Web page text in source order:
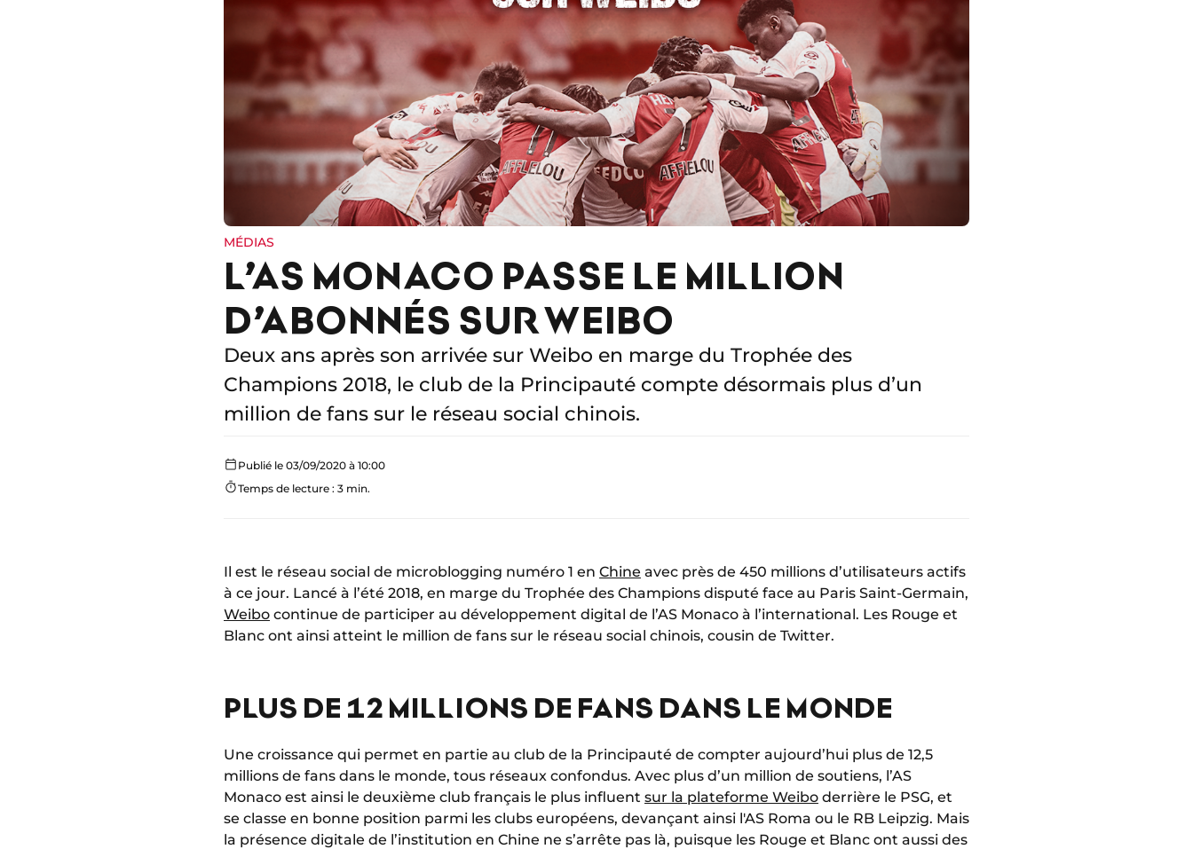
MÉDIAS
L’AS MONACO PASSE LE MILLION
D’ABONNÉS SUR WEIBO
Deux ans après son arrivée sur Weibo en marge du Trophée des
Champions 2018, le club de la Principauté compte désormais plus d’un
million de fans sur le réseau social chinois.
Publié le 03/09/2020 à 10:00
Temps de lecture : 3 min.
Il est le réseau social de microblogging numéro 1 en Chine avec près de 450 millions d’utilisateurs actifs
à ce jour. Lancé à l’été 2018, en marge du Trophée des Champions disputé face au Paris Saint-Germain,
Weibo continue de participer au développement digital de l’AS Monaco à l’international. Les Rouge et
Blanc ont ainsi atteint le million de fans sur le réseau social chinois, cousin de Twitter.
PLUS DE 12 MILLIONS DE FANS DANS LE MONDE
Une croissance qui permet en partie au club de la Principauté de compter aujourd’hui plus de 12,5
millions de fans dans le monde, tous réseaux confondus. Avec plus d’un million de soutiens, l’AS
Monaco est ainsi le deuxième club français le plus influent sur la plateforme Weibo derrière le PSG, et
se classe en bonne position parmi les clubs européens, devançant ainsi l'AS Roma ou le RB Leipzig. Mais
la présence digitale de l’institution en Chine ne s’arrête pas là, puisque les Rouge et Blanc ont aussi des